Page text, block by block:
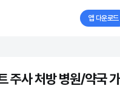
앱 다운로드
주사 처방 병원/약국